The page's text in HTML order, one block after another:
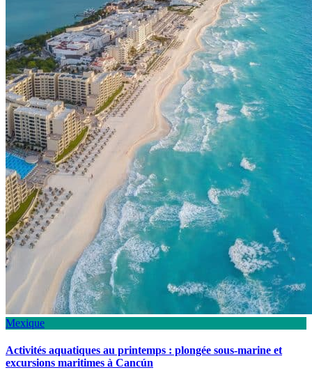
Mexique
Activités aquatiques au printemps : plongée sous-marine et
excursions maritimes à Cancún